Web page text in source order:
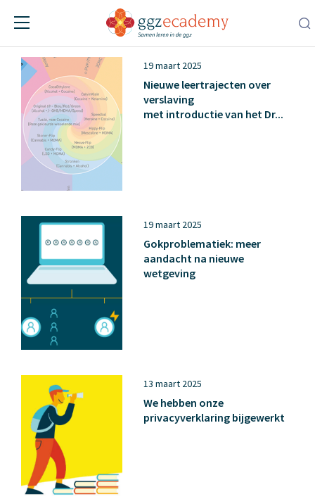
Nieuws
19 maart 2025
Nieuwe leertrajecten over
verslaving
met introductie van het Dr...
19 maart 2025
Gokproblematiek: meer
aandacht na nieuwe
wetgeving
13 maart 2025
We hebben onze
privacyverklaring bijgewerkt